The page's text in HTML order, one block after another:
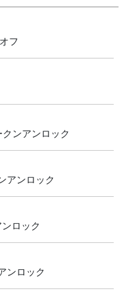
フ
ンアンロック
アンロック
ロック
ンロック